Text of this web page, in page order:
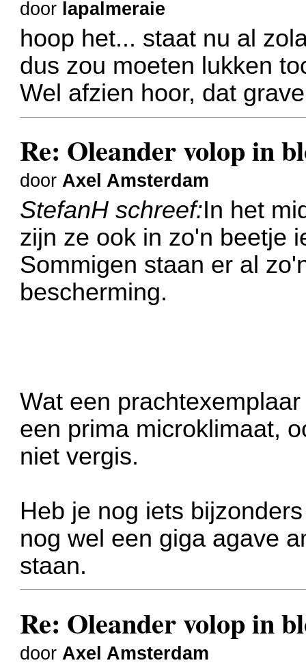
door lapalmeraie
hoop het... staat nu al
dus zou moeten lukken
Wel afzien hoor, dat
Re: Oleander volop in
doorAxel Amsterdam
StefanH schreef:In het
zijn ze ook in zo'n beetje
Sommigen staan er al
bescherming.
Wat een
een prima microklimaat,
niet vergis.
Heb je nog iets
nog wel een giga agave
staan.
Re: Oleander volop in
doorAxel Amsterdam